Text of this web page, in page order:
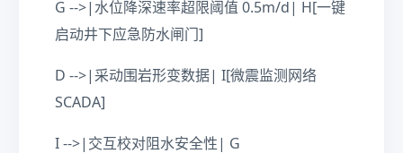
G -->|水位降深速率超限阈值 0.5m/d| H[一键
启动井下应急防水闸门]
D -->|采动围岩形变数据| I[微震监测网络
SCADA]
I -->|交互校对阻水安全性| G